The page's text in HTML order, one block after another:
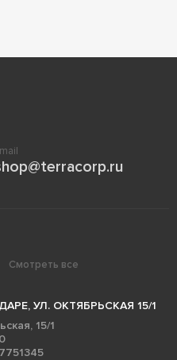
Смотреть все
УЛ. ОКТЯБРЬСКАЯ 15/1
15/1